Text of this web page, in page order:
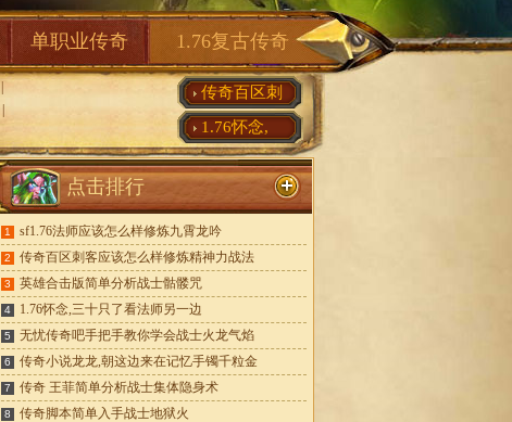
单职业传奇 1.76复古传奇
传奇百区刺
1.76怀念,
点击排行
1 sf1.76法师应该怎么样修炼九霄龙吟
2 传奇百区刺客应该怎么样修炼精神力战法
3 英雄合击版简单分析战士骷髅咒
4 1.76怀念,三十只了看法师另一边
5 无忧传奇吧手把手教你学会战士火龙气焰
6 传奇小说龙龙,朝这边来在记忆手镯千粒金
7 传奇 王菲简单分析战士集体隐身术
8 传奇脚本简单入手战士地狱火